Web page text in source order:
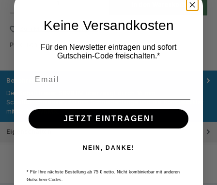
Zum Merkzettel hinzufügen
Produktnummer:S898TM
Beschreibung
Der Schaftfräser S898TM überzeugt durch 16 mm
Schaftdurchmesser, 40 mm Schneidenlänge und die Kompatibilität
mit Korloy WNMX…Mehr
Eigenschaften
Keine Versandkosten
Für den Newsletter eintragen und sofort
Gutschein-Code freischalten.*
JETZT EINTRAGEN!
NEIN, DANKE!
* Für Ihre nächste Bestellung ab 75 € netto. Nicht kombinierbar mit anderen
Gutschein-Codes.